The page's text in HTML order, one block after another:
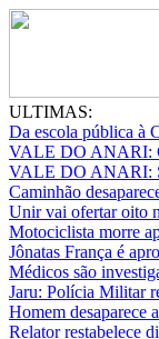
ULTIMAS:
Da escola pública à
VALE DO ANARI:
VALE DO ANARI:
Caminhão
Unir vai ofertar oito
Motociclista morre
Jônatas França é
Médicos são
Jaru: Polícia Militar
Homem desaparece
Relator restabelece